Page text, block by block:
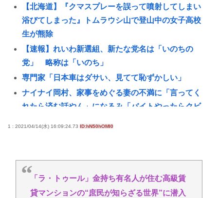
【北海道】『クマスプレーを誤って噴射してしまい
浴びてしまった』トムラウシ山で登山中の女子高校
生が熊除
【速報】れいわ新選組、新たな党名は「いのちの
党」 略称は「いのち」
専門家「日本車はダサい、見てて恥ずかしい」
ナイナイ岡村、家事をめぐる妻の不満に「言ってく
れたら済む話やん」になるみ「バイトやったらクビ
自民党「日本人56す56す56す56す56すコロスコロス
コロス…」←こいつの過去
【戦後最長】日本、なんと74ヶ月連続で景気回復し
1 : 2021/04/14(水) 16:09:24.73 ID:hN50hOMI0
「ラ・トゥール」金持ち有名人が住む高級賃
貸マンションの“庶民が知らざる世界”に潜入